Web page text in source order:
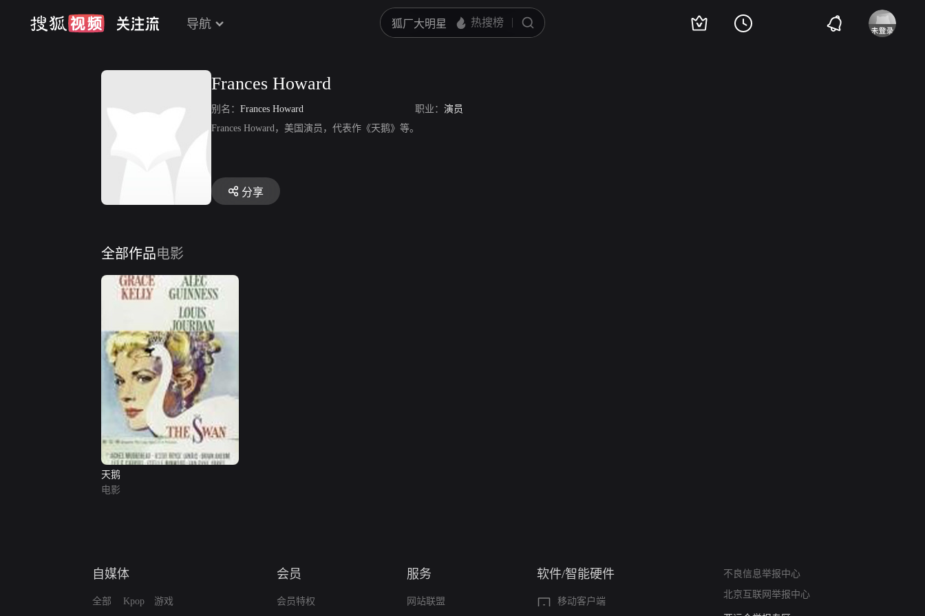
导航
Frances Howard
别名： Frances Howard 职业： 演员
Frances Howard，美国演员，代表作《天鹅》等。
分享
全部作品电影
天鹅
电影
自媒体
全部 Kpop 游戏
会员
会员特权
服务
网站联盟
软件/智能硬件
移动客户端
不良信息举报中心
北京互联网举报中心
算法推荐专项举报